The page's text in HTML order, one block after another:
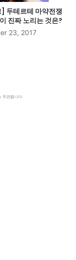
두테르테 마약전쟁
진짜 노리는 것은?
23, 2017
무관합니다.